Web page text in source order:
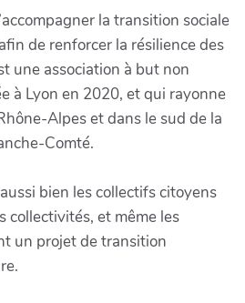
la transition sociale
de renforcer la résilience des
une association à but non
à Lyon en 2020, et qui rayonne
Alpes et dans le sud de la
Comté.
bien les collectifs citoyens
collectivités, et même les
un projet de transition